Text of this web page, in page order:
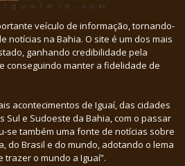
veículo de informação, tornando-
notícias na Bahia. O site é um dos mais
ganhando credibilidade pela
conseguindo manter a fidelidade de
acontecimentos de Iguaí, das cidades
Sul e Sudoeste da Bahia, com o passar
se também uma fonte de notícias sobre
do Brasil e do mundo, adotando o lema
trazer o mundo a Iguaí”.